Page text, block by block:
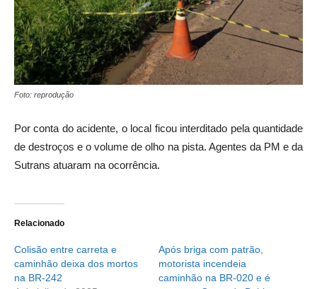
Foto: reprodução
Por conta do acidente, o local ficou interditado pela quantidade
de destroços e o volume de olho na pista. Agentes da PM e da
Sutrans atuaram na ocorrência.
Relacionado
Colisão entre carreta e
caminhão deixa dos mortos
na BR-242
Após briga com patrão,
motorista incendeia
caminhão na BR-020 e é